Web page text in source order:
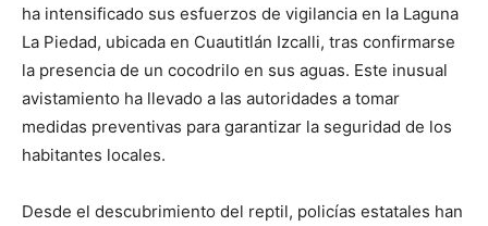
ha intensificado sus esfuerzos de vigilancia en la Laguna
La Piedad, ubicada en Cuautitlán Izcalli, tras confirmarse
la presencia de un cocodrilo en sus aguas. Este inusual
avistamiento ha llevado a las autoridades a tomar
medidas preventivas para garantizar la seguridad de los
habitantes locales.
Desde el descubrimiento del reptil, policías estatales han